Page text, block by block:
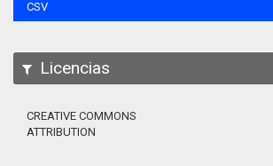
CSV
Licencias
CREATIVE COMMONS
ATTRIBUTION